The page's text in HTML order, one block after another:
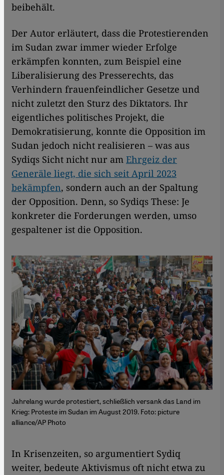
beibehält.
Der Autor erläutert, dass die Protestierenden
im Sudan zwar immer wieder Erfolge
erkämpfen konnten, zum Beispiel ​​eine
Liberalisierung des Presserechts, das
Verhindern frauenfeindlicher Gesetze und
nicht zuletzt den Sturz des Diktators. Ihr
eigentliches politisches Projekt, die
Demokratisierung, konnte die Opposition im
Sudan jedoch nicht realisieren – was aus
Sydiqs Sicht nicht nur am Ehrgeiz der
Generäle liegt, die sich seit April 2023
bekämpfen, sondern auch an der Spaltung
der Opposition. Denn, so Sydiqs These: Je
konkreter die Forderungen werden, umso
gespaltener ist die Opposition.
Jahrelang wurde protestiert, schließlich versank das Land im
Krieg: Proteste im Sudan im August 2019. Foto: picture
alliance/AP Photo
In Krisenzeiten, so argumentiert Sydiq
weiter, bedeute Aktivismus oft nicht etwa zu